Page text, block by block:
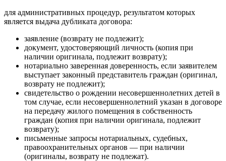
для административных процедур, результатом которых
является выдача дубликата договора:
заявление (возврату не подлежит);
документ, удостоверяющий личность (копия при
наличии оригинала, подлежит возврату);
нотариально заверенная доверенность, если заявителем
выступает законный представитель граждан (оригинал,
возврату не подлежит);
свидетельство о рождении несовершеннолетних детей в
том случае, если несовершеннолетний указан в договоре
на передачу жилого помещения в собственность
граждан (копия при наличии оригинала, подлежит
возврату);
письменные запросы нотариальных, судебных,
правоохранительных органов — при наличии
(оригиналы, возврату не подлежат).